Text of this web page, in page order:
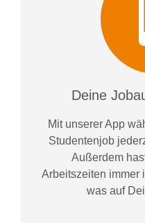
Deine
Mit unserer App
Studentenjob
Außerdem
Arbeitszeiten immer
was auf